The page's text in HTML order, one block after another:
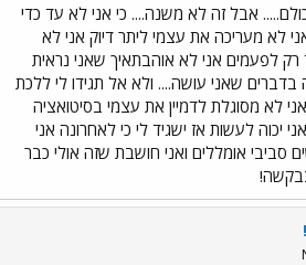
אבל זה לא משנה.... כי אני לא עד כדי
לא מעריכה את עצמי ליתר דיוק אני לא
לפעמים אני לא אוהבתאיך שאני נראית
שאני עושה.... ולא אל תגידו לי ללכת
לא מסוגלת לדמיין את עצמי בסיטואציה
יכוה לעשות אז ישגיד לי כי לאחרונה אני
סביבי אומללים ואני חושבת שזה אולי כבר